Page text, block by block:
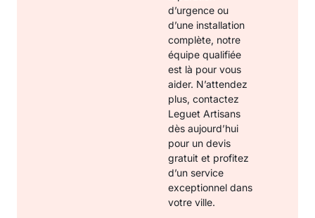
d’urgence ou
d’une installation
complète, notre
équipe qualifiée
est là pour vous
aider. N’attendez
plus, contactez
Leguet Artisans
dès aujourd’hui
pour un devis
gratuit et profitez
d’un service
exceptionnel dans
votre ville.